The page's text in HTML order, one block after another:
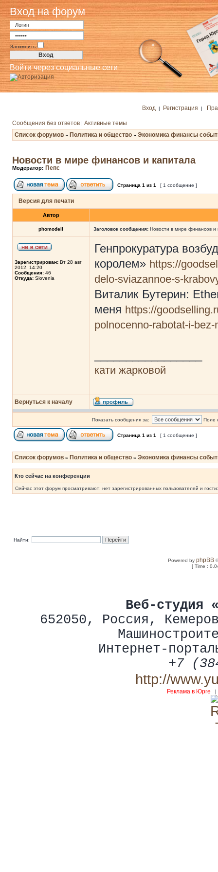
Вход на форум
Запомнить
Войти через социальные сети
Вход | Регистрация |
Сообщения без ответов | Активные темы
Список форумов » Политика и общество » Экономика финансы
Новости в мире финансов и капитала
Модератор: Пепс
Страница 1 из 1 [ 1 сообщение ]
Версия для печати
Автор
phomodeli Заголовок сообщения: Новости в мире финансов и
Зарегистрирован: Вт 28 авг
2012, 14:20
Сообщения: 46
Откуда: Slovenia
Генпрокуратура
королем» https://
delo-sviazannoe-s-
Виталик Бутерин:
меня https://
polnocenno-rabotat-i-
кати жарковой
Вернуться к началу
Показать сообщения за: Поле
Страница 1 из 1 [ 1 сообщение ]
Список форумов » Политика и общество » Экономика финансы
Кто сейчас на конференции
Сейчас этот форум просматривают: нет зарегистрированных пользователей и
Найти:
Powered byphpBB
[ Time :
Веб-студия
652050, Россия ,
Интернет-
+7
http://
Реклама в Юрге